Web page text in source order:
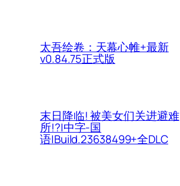
太吾绘卷：天幕心帷+最新
v0.84.75正式版
末日降临! 被美女们关进避难
所!?|中字-国
语|Build.23638499+全DLC